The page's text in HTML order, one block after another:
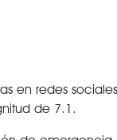
en redes
de 7.1.